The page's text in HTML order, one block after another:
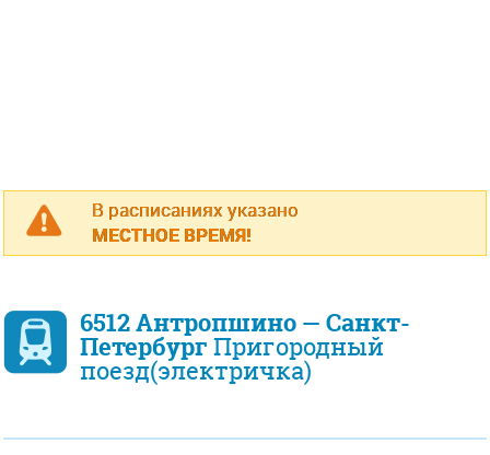
В расписаниях указано
МЕСТНОЕ ВРЕМЯ!
6512 Антропшино — Санкт-
Петербург Пригородный
поезд(электричка)